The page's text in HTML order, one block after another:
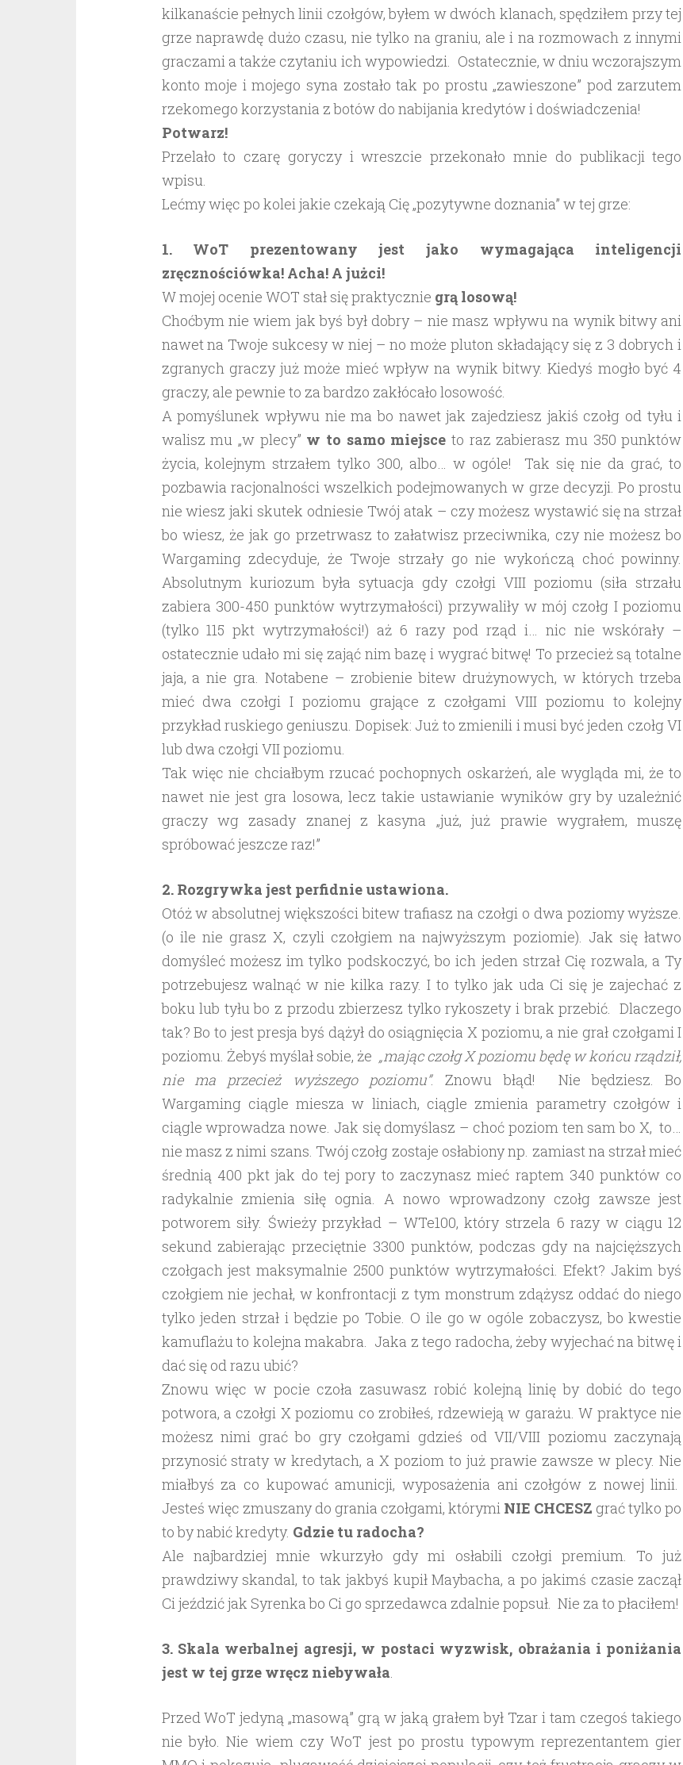
kilkanaście pełnych linii czołgów, byłem w dwóch klanach, spędziłem przy tej
grze naprawdę dużo czasu, nie tylko na graniu, ale i na rozmowach z innymi
graczami a także czytaniu ich wypowiedzi. Ostatecznie, w dniu wczorajszym
konto moje i mojego syna zostało tak po prostu „zawieszone” pod zarzutem
rzekomego korzystania z botów do nabijania kredytów i doświadczenia!
Potwarz!
Przelało to czarę goryczy i wreszcie przekonało mnie do publikacji tego
wpisu.
Lećmy więc po kolei jakie czekają Cię „pozytywne doznania” w tej grze:
1. WoT prezentowany jest jako wymagająca inteligencji
zręcznościówka! Acha! A jużci!
W mojej ocenie WOT stał się praktycznie grą losową!
Choćbym nie wiem jak byś był dobry – nie masz wpływu na wynik bitwy ani
nawet na Twoje sukcesy w niej – no może pluton składający się z 3 dobrych i
zgranych graczy już może mieć wpływ na wynik bitwy. Kiedyś mogło być 4
graczy, ale pewnie to za bardzo zakłócało losowość.
A pomyślunek wpływu nie ma bo nawet jak zajedziesz jakiś czołg od tyłu i
walisz mu „w plecy” w to samo miejsce to raz zabierasz mu 350 punktów
życia, kolejnym strzałem tylko 300, albo… w ogóle! Tak się nie da grać, to
pozbawia racjonalności wszelkich podejmowanych w grze decyzji. Po prostu
nie wiesz jaki skutek odniesie Twój atak – czy możesz wystawić się na strzał
bo wiesz, że jak go przetrwasz to załatwisz przeciwnika, czy nie możesz bo
Wargaming zdecyduje, że Twoje strzały go nie wykończą choć powinny.
Absolutnym kuriozum była sytuacja gdy czołgi VIII poziomu (siła strzału
zabiera 300-450 punktów wytrzymałości) przywaliły w mój czołg I poziomu
(tylko 115 pkt wytrzymałości!) aż 6 razy pod rząd i… nic nie wskórały –
ostatecznie udało mi się zająć nim bazę i wygrać bitwę! To przecież są totalne
jaja, a nie gra. Notabene – zrobienie bitew drużynowych, w których trzeba
mieć dwa czołgi I poziomu grające z czołgami VIII poziomu to kolejny
przykład ruskiego geniuszu. Dopisek: Już to zmienili i musi być jeden czołg VI
lub dwa czołgi VII poziomu.
Tak więc nie chciałbym rzucać pochopnych oskarżeń, ale wygląda mi, że to
nawet nie jest gra losowa, lecz takie ustawianie wyników gry by uzależnić
graczy wg zasady znanej z kasyna „już, już prawie wygrałem, muszę
spróbować jeszcze raz!”
2. Rozgrywka jest perfidnie ustawiona.
Otóż w absolutnej większości bitew trafiasz na czołgi o dwa poziomy wyższe.
(o ile nie grasz X, czyli czołgiem na najwyższym poziomie). Jak się łatwo
domyśleć możesz im tylko podskoczyć, bo ich jeden strzał Cię rozwala, a Ty
potrzebujesz walnąć w nie kilka razy. I to tylko jak uda Ci się je zajechać z
boku lub tyłu bo z przodu zbierzesz tylko rykoszety i brak przebić. Dlaczego
tak? Bo to jest presja byś dążył do osiągnięcia X poziomu, a nie grał czołgami I
poziomu. Żebyś myślał sobie, że „mając czołg X poziomu będę w końcu rządził,
nie ma przecież wyższego poziomu”. Znowu błąd! Nie będziesz. Bo
Wargaming ciągle miesza w liniach, ciągle zmienia parametry czołgów i
ciągle wprowadza nowe. Jak się domyślasz – choć poziom ten sam bo X, to…
nie masz z nimi szans. Twój czołg zostaje osłabiony np. zamiast na strzał mieć
średnią 400 pkt jak do tej pory to zaczynasz mieć raptem 340 punktów co
radykalnie zmienia siłę ognia. A nowo wprowadzony czołg zawsze jest
potworem siły. Świeży przykład – WTe100, który strzela 6 razy w ciągu 12
sekund zabierając przeciętnie 3300 punktów, podczas gdy na najcięższych
czołgach jest maksymalnie 2500 punktów wytrzymałości. Efekt? Jakim byś
czołgiem nie jechał, w konfrontacji z tym monstrum zdążysz oddać do niego
tylko jeden strzał i będzie po Tobie. O ile go w ogóle zobaczysz, bo kwestie
kamuflażu to kolejna makabra. Jaka z tego radocha, żeby wyjechać na bitwę i
dać się od razu ubić?
Znowu więc w pocie czoła zasuwasz robić kolejną linię by dobić do tego
potwora, a czołgi X poziomu co zrobiłeś, rdzewieją w garażu. W praktyce nie
możesz nimi grać bo gry czołgami gdzieś od VII/VIII poziomu zaczynają
przynosić straty w kredytach, a X poziom to już prawie zawsze w plecy. Nie
miałbyś za co kupować amunicji, wyposażenia ani czołgów z nowej linii.
Jesteś więc zmuszany do grania czołgami, którymi NIE CHCESZ grać tylko po
to by nabić kredyty. Gdzie tu radocha?
Ale najbardziej mnie wkurzyło gdy mi osłabili czołgi premium. To już
prawdziwy skandal, to tak jakbyś kupił Maybacha, a po jakimś czasie zaczął
Ci jeździć jak Syrenka bo Ci go sprzedawca zdalnie popsuł. Nie za to płaciłem!
3. Skala werbalnej agresji, w postaci wyzwisk, obrażania i poniżania
jest w tej grze wręcz niebywała
Przed WoT jedyną „masową” grą w jaką grałem był Tzar i tam czegoś takiego
nie było. Nie wiem czy WoT jest po prostu typowym reprezentantem gier